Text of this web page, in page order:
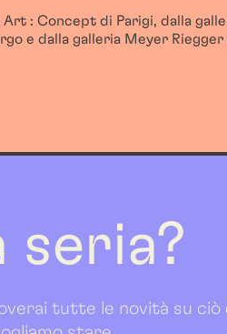
: Concept di Parigi, dalla
e dalla galleria Meyer
seria?
tutte le novità su ciò